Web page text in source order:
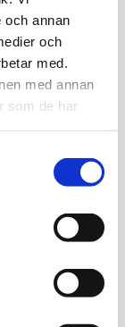
och annan
och
med.
med annan
som de har
fram emot att
står på
såg bra ut
endast ett
det skall